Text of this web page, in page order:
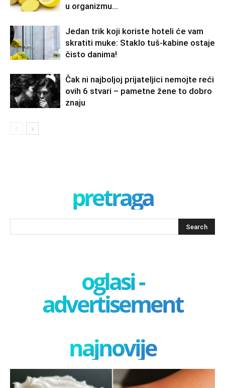
u organizmu…
Jedan trik koji koriste hoteli će vam
skratiti muke: Staklo tuš-kabine ostaje
čisto danima!
Čak ni najboljoj prijateljici nemojte reći
ovih 6 stvari – pametne žene to dobro
znaju
pretraga
oglasi -
advertisement
najnovije